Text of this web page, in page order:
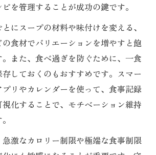
を管理することが成功の鍵です。
にスープの材料や味付けを変える、
食材でバリエーションを増やすと飽
また、食べ過ぎを防ぐために、一食
しておくのもおすすめです。スマー
プリやカレンダーを使って、食事記録
化することで、モチベーション維持
激なカロリー制限や極端な食事制限